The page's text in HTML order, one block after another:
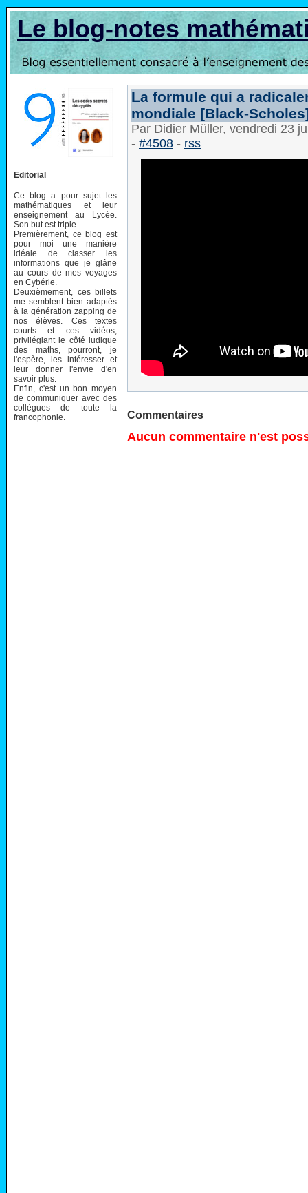
Le blog-notes
Editorial
Ce blog a pour sujet les
mathématiques et leur
enseignement au Lycée.
Son but est triple.
Premièrement, ce blog est
pour moi une manière
idéale de classer les
informations que je glâne
au cours de mes voyages
en Cybérie.
Deuxièmement, ces billets
me semblent bien adaptés
à la génération zapping de
nos élèves. Ces textes
courts et ces vidéos,
privilégiant le côté ludique
des maths, pourront, je
l'espère, les intéresser et
leur donner l'envie d'en
savoir plus.
Enfin, c'est un bon moyen
de communiquer avec des
collègues de toute la
francophonie.
La formule qui a
mondiale [Black-
Par Didier Müller, vendredi 23
- #4508 - rss
Commentaires
Aucun commentaire n'est